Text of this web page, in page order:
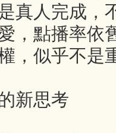
真人完成，
，點播率依
，似乎不是
新思考